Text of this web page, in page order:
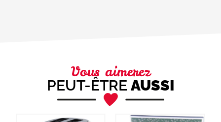
Vous aimerez
PEUT-ÊTRE AUSSI